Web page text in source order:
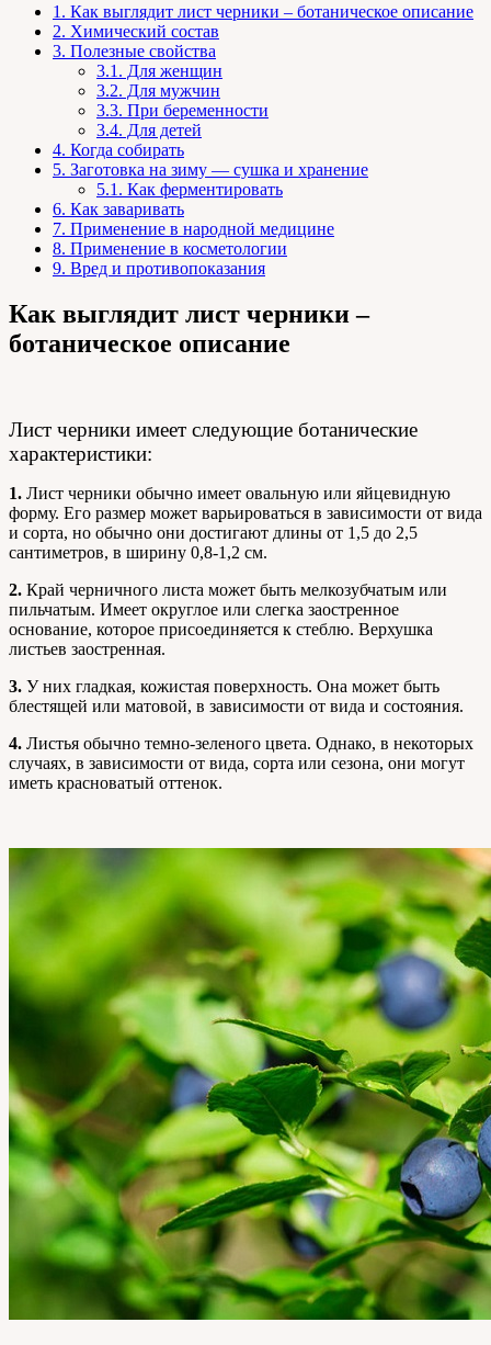
1. Как выглядит лист черники – ботаническое описание
2. Химический состав
3. Полезные свойства
3.1. Для женщин
3.2. Для мужчин
3.3. При беременности
3.4. Для детей
4. Когда собирать
5. Заготовка на зиму — сушка и хранение
5.1. Как ферментировать
6. Как заваривать
7. Применение в народной медицине
8. Применение в косметологии
9. Вред и противопоказания
Как выглядит лист черники –
ботаническое описание
Лист черники имеет следующие ботанические
характеристики:
1. Лист черники обычно имеет овальную или яйцевидную
форму. Его размер может варьироваться в зависимости от вида
и сорта, но обычно они достигают длины от 1,5 до 2,5
сантиметров, в ширину 0,8-1,2 см.
2. Край черничного листа может быть мелкозубчатым или
пильчатым. Имеет округлое или слегка заостренное
основание, которое присоединяется к стеблю. Верхушка
листьев заостренная.
3. У них гладкая, кожистая поверхность. Она может быть
блестящей или матовой, в зависимости от вида и состояния.
4. Листья обычно темно-зеленого цвета. Однако, в некоторых
случаях, в зависимости от вида, сорта или сезона, они могут
иметь красноватый оттенок.